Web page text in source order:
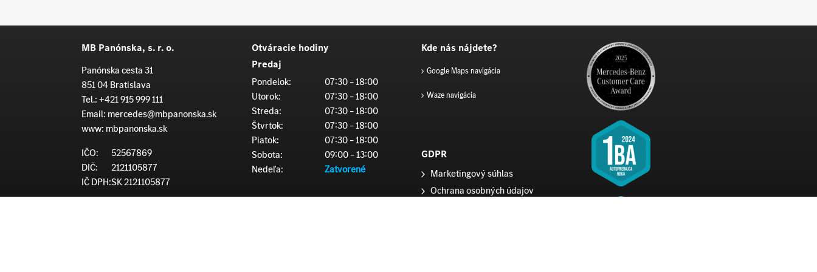
MB Panónska, s. r. o.
Panónska cesta 31
851 04 Bratislava
Tel.:+421 915 999 111
Email: mercedes@mbpanonska.sk
www: mbpanonska.sk
IČO:
52567869
DIČ:
2121105877
IČ DPH:SK 2121105877
Otváracie hodiny
Predaj
Pondelok:
07:30 – 18:00
Utorok:
07:30 – 18:00
Streda:
07:30 – 18:00
Štvrtok:
07:30 – 18:00
Piatok:
07:30 – 18:00
Sobota:
09:00 – 13:00
Nedeľa:
Zatvorené
Kde nás nájdete?
Google Maps navigácia
Waze navigácia
GDPR
Marketingový súhlas
Ochrana osobných údajov